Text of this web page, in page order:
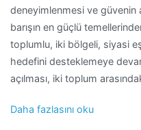
deneyimlenmesi ve güvenin
barışın en güçlü
toplumlu, iki bölgeli, siyasi
hedefini desteklemeye
açılması, iki toplum
Daha fazlasını oku